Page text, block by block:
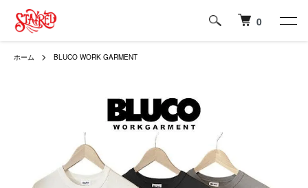
0
ホーム BLUCO WORK GARMENT